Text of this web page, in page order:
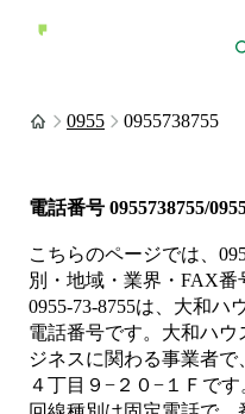
0955 0955738755
電話番号 0955738755/
こちらのページでは、
別・地域・業界・FAX番
0955-73-8755は、 大和ハ
電話番号です。 大和ハウ
ジネスに関わる事業者で
４丁目９−２０−１Ｆ です